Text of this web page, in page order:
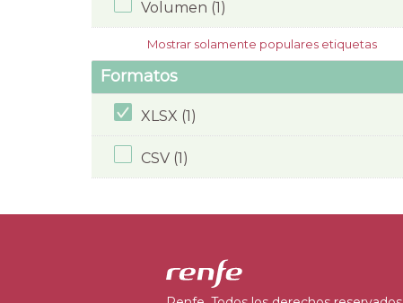
Volumen (1)
Mostrar solamente populares etiquetas
Formatos
XLSX (1)
CSV (1)